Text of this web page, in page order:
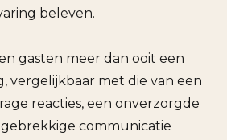
beleven.
gasten meer dan ooit een
vergelijkbaar met die van een
reacties, een onverzorgde
communicatie